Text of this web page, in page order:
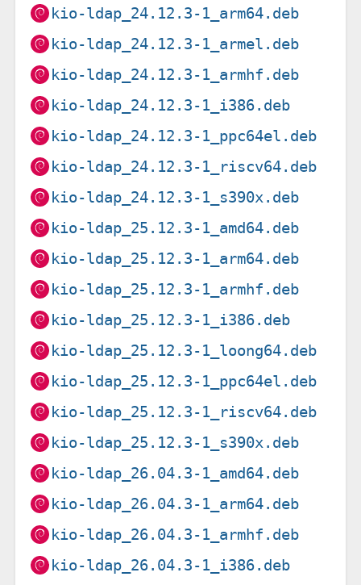
kio-ldap_24.12.3-1_arm64.deb
kio-ldap_24.12.3-1_armel.deb
kio-ldap_24.12.3-1_armhf.deb
kio-ldap_24.12.3-1_i386.deb
kio-ldap_24.12.3-1_ppc64el.deb
kio-ldap_24.12.3-1_riscv64.deb
kio-ldap_24.12.3-1_s390x.deb
kio-ldap_25.12.3-1_amd64.deb
kio-ldap_25.12.3-1_arm64.deb
kio-ldap_25.12.3-1_armhf.deb
kio-ldap_25.12.3-1_i386.deb
kio-ldap_25.12.3-1_loong64.deb
kio-ldap_25.12.3-1_ppc64el.deb
kio-ldap_25.12.3-1_riscv64.deb
kio-ldap_25.12.3-1_s390x.deb
kio-ldap_26.04.3-1_amd64.deb
kio-ldap_26.04.3-1_arm64.deb
kio-ldap_26.04.3-1_armhf.deb
kio-ldap_26.04.3-1_i386.deb